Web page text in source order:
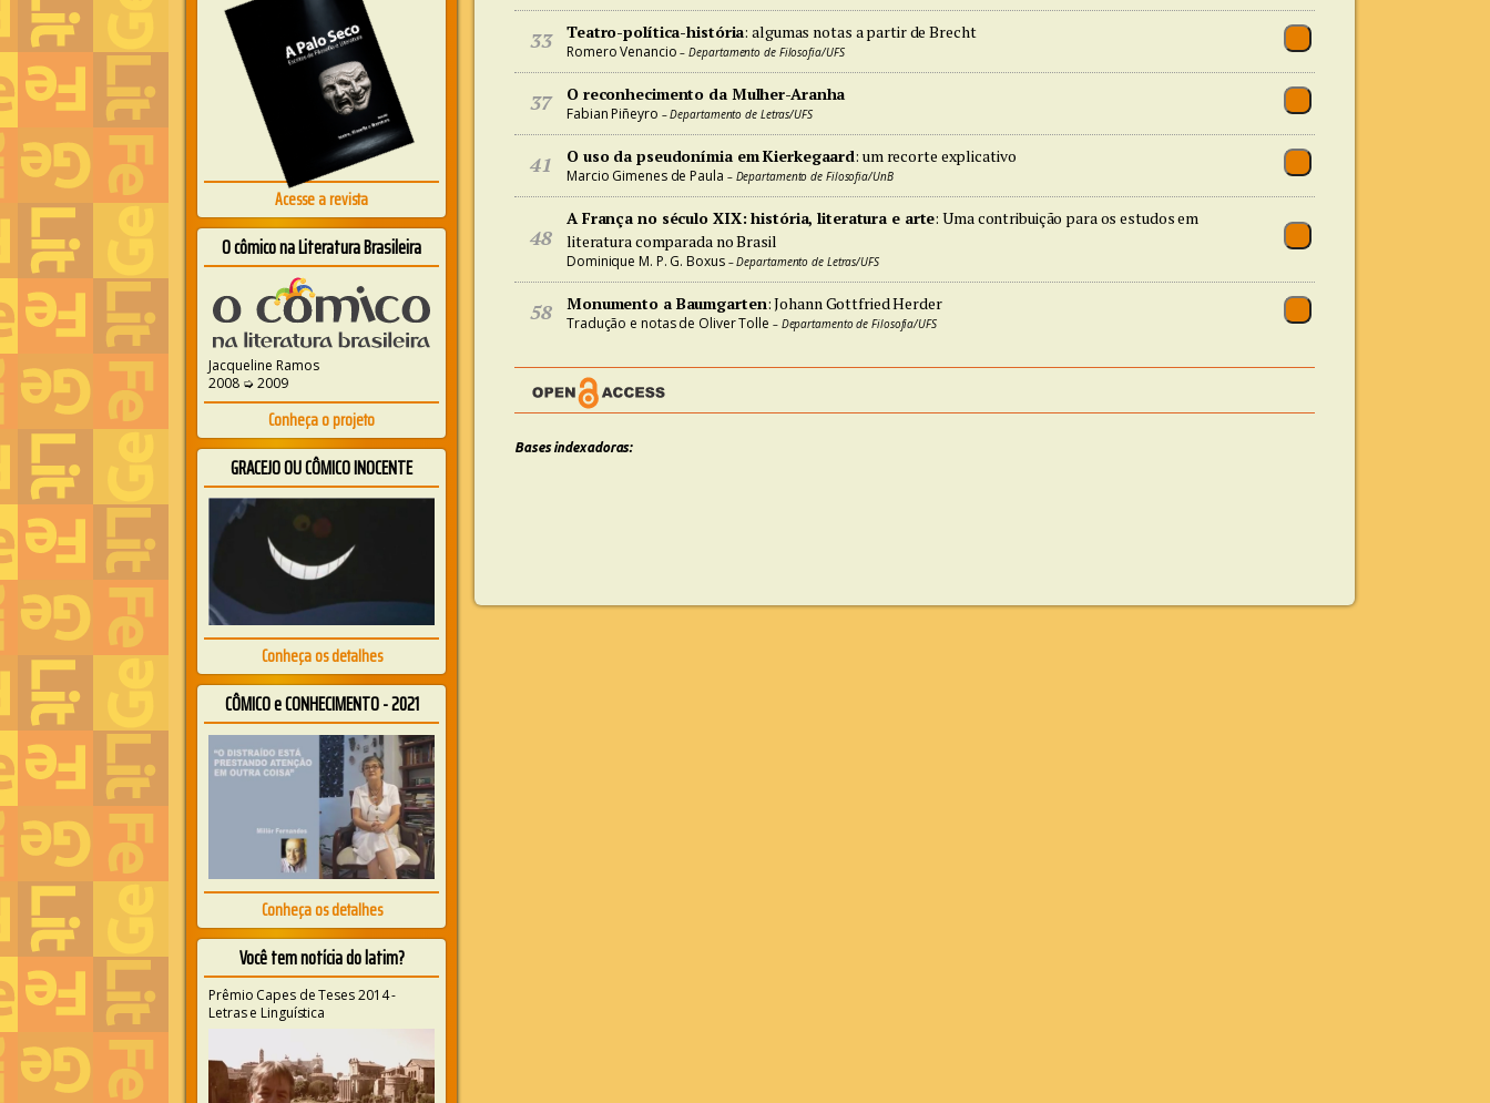
Acesse a revista
O cômico na Literatura Brasileira
Jacqueline Ramos
2008 ➭ 2009
Conheça o projeto
GRACEJO OU CÔMICO INOCENTE
Conheça os detalhes
CÔMICO e CONHECIMENTO - 2021
Conheça os detalhes
Você tem notícia do latim?
Prêmio Capes de Teses 2014 -
Letras e Linguística
33 Teatro-política-história: algumas notas a partir de Brecht
Romero Venancio – Departamento de Filosofia/UFS
37 O reconhecimento da Mulher-Aranha
Fabian Piñeyro – Departamento de Letras/UFS
41 O uso da pseudonímia em Kierkegaard: um recorte explicativo
Marcio Gimenes de Paula – Departamento de Filosofia/UnB
48
A França no século XIX: história, literatura e arte: Uma contribuição para os estudos em
literatura comparada no Brasil
Dominique M. P. G. Boxus– Departamento de Letras/UFS
58 Monumento a Baumgarten: Johann Gottfried Herder
Tradução e notas de Oliver Tolle – Departamento de Filosofia/UFS
Bases indexadoras: